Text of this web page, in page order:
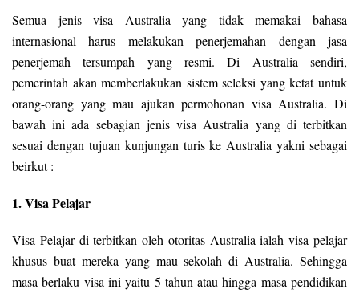
Semua jenis visa Australia yang tidak memakai bahasa
internasional harus melakukan penerjemahan dengan jasa
penerjemah tersumpah yang resmi. Di Australia sendiri,
pemerintah akan memberlakukan sistem seleksi yang ketat untuk
orang-orang yang mau ajukan permohonan visa Australia. Di
bawah ini ada sebagian jenis visa Australia yang di terbitkan
sesuai dengan tujuan kunjungan turis ke Australia yakni sebagai
beirkut :
1. Visa Pelajar
Visa Pelajar di terbitkan oleh otoritas Australia ialah visa pelajar
khusus buat mereka yang mau sekolah di Australia. Sehingga
masa berlaku visa ini yaitu 5 tahun atau hingga masa pendidikan